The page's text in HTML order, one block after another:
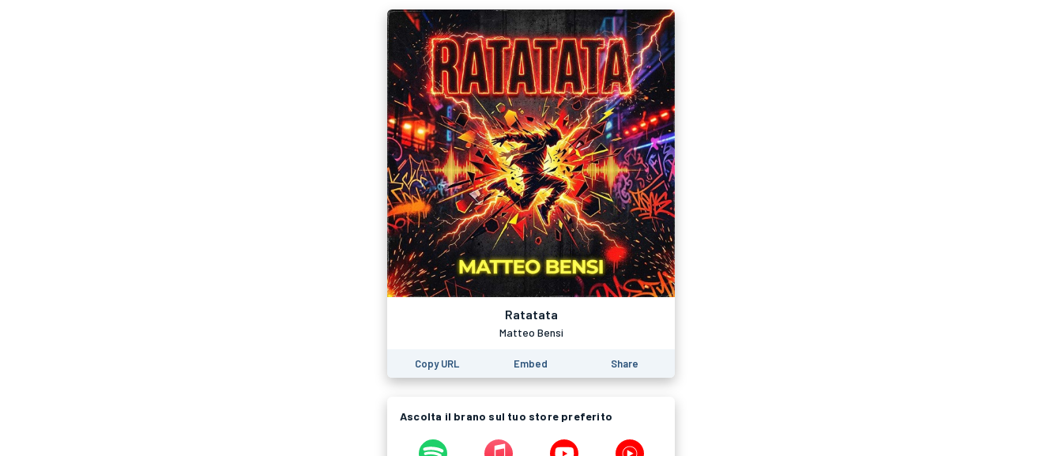
Ratatata
Matteo Bensi
Copy URL Embed Share
Ascolta il brano sul tuo store preferito